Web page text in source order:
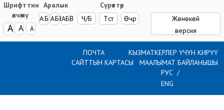
Шрифттин
өлчөмү
A A A
Аралык
AБВAБВAБВ
Сүрөттөр
Ч/Б
Түстүү Өчүрүү Жөнөкөй
версия
КЫЗМАТКЕРЛЕР ҮЧҮН КИРҮҮ
ПОЧТА
МААЛЫМАТ БАЙЛАНЫШЫ
САЙТТЫН КАРТАСЫ
РУС
ENG